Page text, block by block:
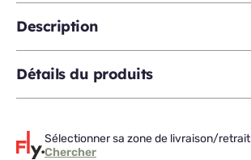
Les
petits
amoureux
et
morpion
Description
Détails du produits
Sélectionner sa zone de livraison/retrait
Chercher